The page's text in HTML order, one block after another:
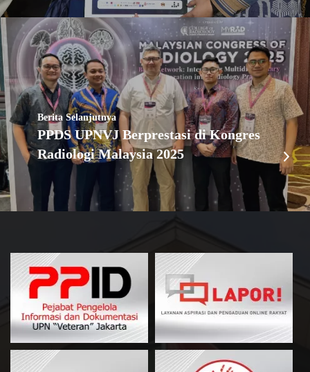
Berita Selanjutnya
PPDS UPNVJ Berprestasi di Kongres
Radiologi Malaysia 2025